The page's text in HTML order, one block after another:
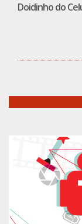
Doidinho do